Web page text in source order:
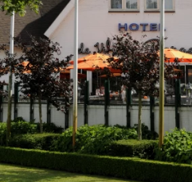
250 - 500 personen
500+ personen
Bijzondere locaties
Buitenlocatie
Duurzame locatie
Groene locatie
Heisessie
Hotel